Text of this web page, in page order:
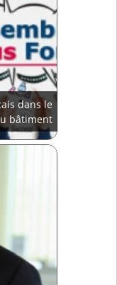
dans le
bâtiment